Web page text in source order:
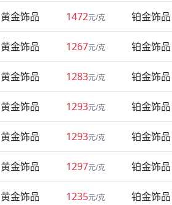
黄金饰品 1472元/克 铂金饰品
黄金饰品 1267元/克 铂金饰品
黄金饰品 1283元/克 铂金饰品
黄金饰品 1293元/克 铂金饰品
黄金饰品 1293元/克 铂金饰品
黄金饰品 1297元/克 铂金饰品
黄金饰品 1235元/克 铂金饰品